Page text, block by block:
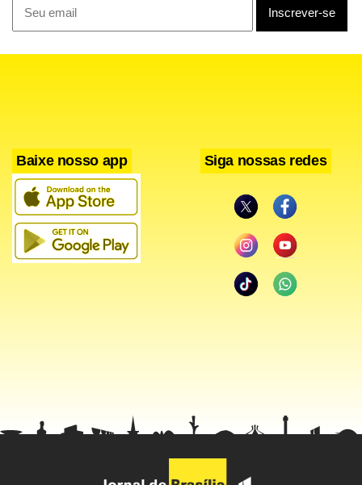
“Estou adorando Belém. Descobri que a cidade tem uma
arquitetura linda. É engraçado descobrir isso somente aos
WhatsApp
LinkedIn
Twitter
X Telegram
Baixe nosso app Siga nossas redes